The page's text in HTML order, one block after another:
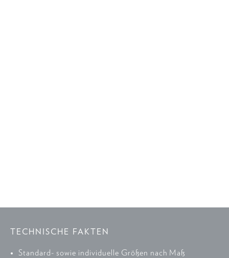
TECHNISCHE FAKTEN
Standard- sowie individuelle Größen nach Maß